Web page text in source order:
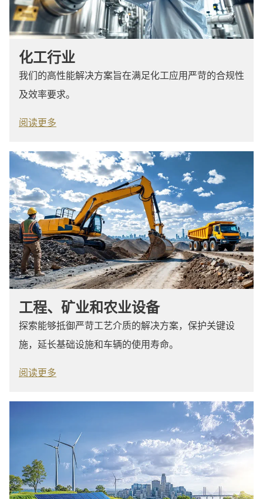
化工行业
我们的高性能解决方案旨在满足化工应用严苛的合规性
及效率要求。
阅读更多
工程、矿业和农业设备
探索能够抵御严苛工艺介质的解决方案，保护关键设
施，延长基础设施和车辆的使用寿命。
阅读更多